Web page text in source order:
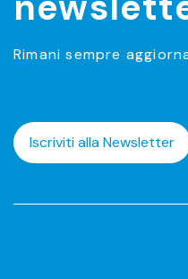
Rimani sempre
Iscriviti alla Newsletter